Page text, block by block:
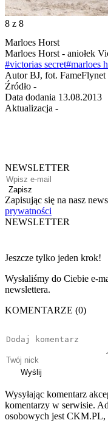
8 z 8
Marloes Horst
Marloes Horst - aniołek
#victorias secret#marloes
Autor BJ, fot. FameFlynet
Źródło -
Data dodania 13.08.2013
Aktualizacja -
NEWSLETTER
Zapisz
Zapisując się na nasz
prywatności
NEWSLETTER
Jeszcze tylko jeden krok!
Wysłaliśmy do Ciebie e-
newslettera.
KOMENTARZE (0)
Wyślij
Wysyłając komentarz
komentarzy w serwisie.
osobowych jest CKM.PL,